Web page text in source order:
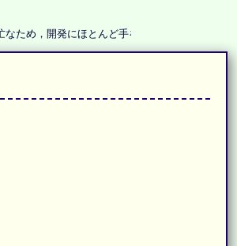
，開発にほとんど手をつけることができていま